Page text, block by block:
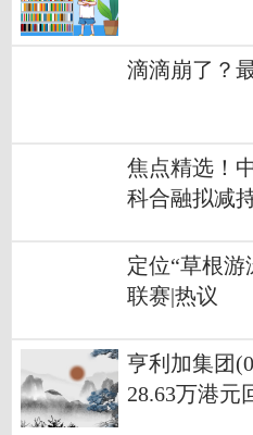
滴滴崩了？
焦点精选！
科合融拟减
定位“草根游
联赛|热议
亨利加集团
28.63万港元